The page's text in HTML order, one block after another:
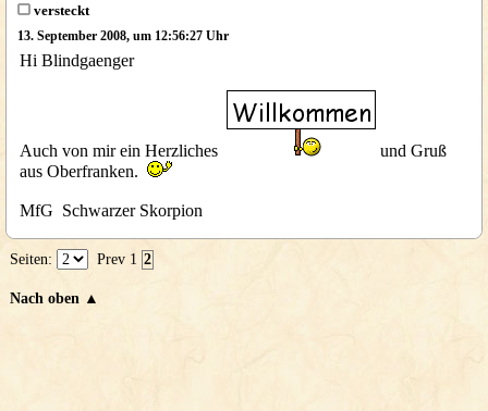
versteckt
13. September 2008, um 12:56:27 Uhr
Hi Blindgaenger
Auch von mir ein Herzliches
und Gruß
aus Oberfranken.
MfG Schwarzer Skorpion
Seiten: Prev 1 2
Nach oben ▲